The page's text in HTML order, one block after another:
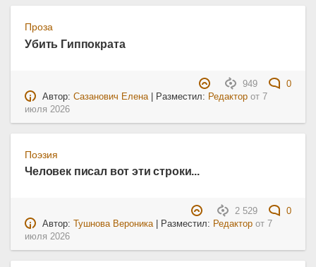
Проза
Убить Гиппократа
949
0
Автор:Сазанович Елена | Разместил: Редактор от7
июля 2026
Поэзия
Человек писал вот эти строки...
2 529
0
Автор:
Тушнова Вероника| Разместил: Редактор от 7
июля 2026